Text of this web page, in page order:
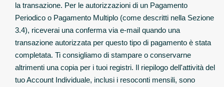
la transazione. Per le autorizzazioni di un Pagamento
Periodico o Pagamento Multiplo (come descritti nella Sezione
3.4), riceverai una conferma via e-mail quando una
transazione autorizzata per questo tipo di pagamento è stata
completata. Ti consigliamo di stampare o conservarne
altrimenti una copia per i tuoi registri. Il riepilogo dell'attività del
tuo Account Individuale, inclusi i resoconti mensili, sono